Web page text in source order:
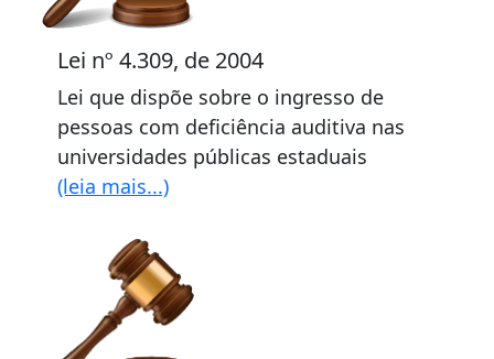
Lei nº 4.309, de 2004
Lei que dispõe sobre o ingresso de
pessoas com deficiência auditiva nas
universidades públicas estaduais
(leia mais...)